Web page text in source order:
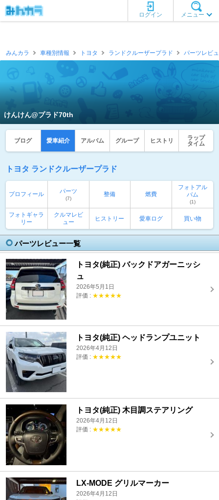
メニュー
ログイン
みんカラ 車種別情報 トヨタ ランドクルーザープラド パーツレビ
けんけん@プラド70th
ブログ 愛車紹介 アルバム グループ ヒストリ
ラップ
タイム
トヨタ ランドクルーザープラド
プロフィール パーツ
(7)
整備 燃費
フォトアル
バム
(1)
フォトギャラ
リー
クルマレビ
ュー
ヒストリー 愛車ログ 買い物
パーツレビュー一覧
トヨタ(純正) バックドアガーニッシ
ュ
2026年5月1日
評価 : ★★★★★
トヨタ(純正) ヘッドランプユニット
2026年4月12日
評価 : ★★★★★
トヨタ(純正) 木目調ステアリング
2026年4月12日
評価 : ★★★★★
LX-MODE グリルマーカー
2026年4月12日